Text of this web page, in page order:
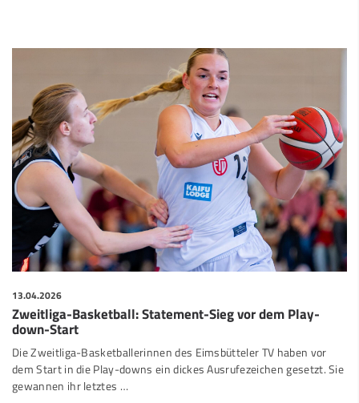
13.04.2026
Zweitliga-Basketball: Statement-Sieg vor dem Play-
down-Start
Die Zweitliga-Basketballerinnen des Eimsbütteler TV haben vor
dem Start in die Play-downs ein dickes Ausrufezeichen gesetzt. Sie
gewannen ihr letztes …